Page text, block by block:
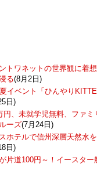
トワネットの世界観に着
る(8月2日)
イベント「ひんやり
日)
円、未就学児無料、ファ
ーズ(7月24日)
ホテルで信州深層天然水
日)
片道100円～！イースタ